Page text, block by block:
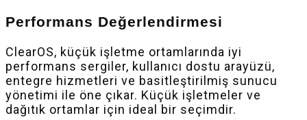
Performans Değerlendirmesi
ClearOS, küçük işletme ortamlarında iyi
performans sergiler, kullanıcı dostu arayüzü,
entegre hizmetleri ve basitleştirilmiş sunucu
yönetimi ile öne çıkar. Küçük işletmeler ve
dağıtık ortamlar için ideal bir seçimdir.